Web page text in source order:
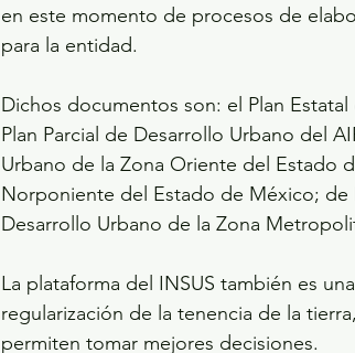
en este momento de procesos de
para la entidad.
Dichos documentos son: el Plan
Plan Parcial de Desarrollo Urbano del
Urbano de la Zona Oriente del Estado
Norponiente del Estado de México; de
Desarrollo Urbano de la Zona
La plataforma del INSUS también es
regularización de la tenencia de la
permiten tomar mejores decisiones.